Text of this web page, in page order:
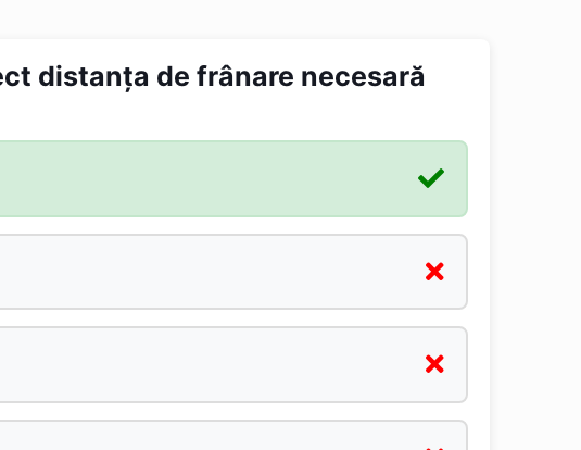
distanța de frânare necesară